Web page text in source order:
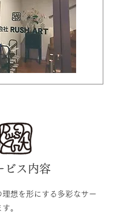
ビス内容
理想を形にする多彩なサー
。